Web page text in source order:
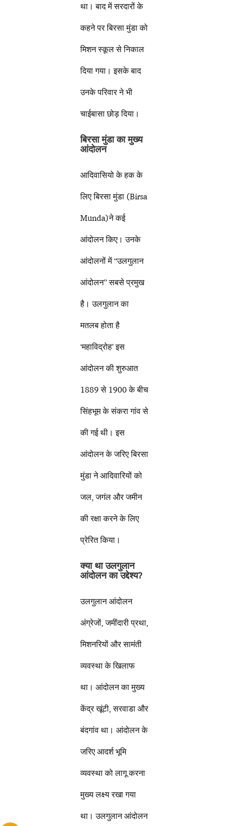
था। बाद में सरदारों के
कहने पर बिरसा मुंडा को
मिशन स्कूल से निकाल
दिया गया। इसके बाद
उनके परिवार ने भी
चाईबासा छोड़ दिया।
बिरसा मुंडा का मुख्य
आंदोलन
आदिवासियो के हक के
लिए बिरसा मुंडा (Birsa
Munda)ने कई
आंदोलन किए। उनके
आंदोलनों में “उलगुलान
आंदोलन” सबसे प्रमुख
है। उलगुलान का
मतलब होता है
‘महाविद्रोह’ इस
आंदोलन की शुरुआत
1889 से 1900 के बीच
सिंहभूम के संकरा गांव से
की गई थी। इस
आंदोलन के जरिए बिरसा
मुंडा ने आदिवारियों को
जल, जगंल और जमीन
की रक्षा करने के लिए
प्रेरित किया।
क्या था उलगुलान
आंदोलन का उद्देश्य?
उलगुलान आंदोलन
अंग्रेजों, जमींदारी प्रथा,
मिशनरियों और सामंती
व्यवस्था के खिलाफ
था। आंदोलन का मुख्य
केंद्र खूंटी, सरवाडा और
बंदगांव था। आंदोलन के
जरिए आदर्श भूमि
व्यवस्था को लागू करना
मुख्य लक्ष्य रखा गया
था। उलगुलान आंदोलन